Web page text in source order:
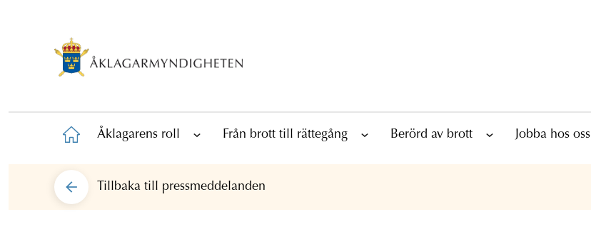
Åklagarens roll Från brott till rättegång Berörd av brott Jobba hos oss
Tillbaka till pressmeddelanden